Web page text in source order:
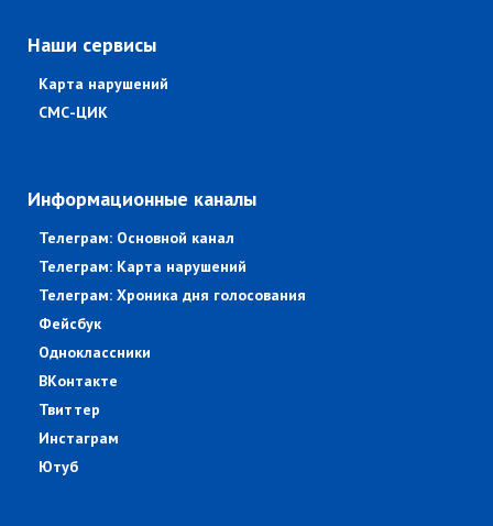
Наши сервисы
Карта нарушений
СМС-ЦИК
Информационные каналы
Телеграм: Основной канал
Телеграм: Карта нарушений
Телеграм: Хроника дня голосования
Фейсбук
Одноклассники
ВКонтакте
Твиттер
Инстаграм
Ютуб